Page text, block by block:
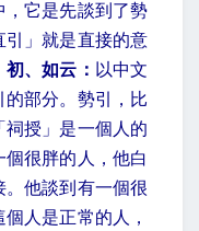
它是先談到了勢
引」就是直接的意
初、如云： 以中文
部分。勢引，比
祠授」是一個人的
很胖的人，他白
他談到有一個很
人是正常的人，